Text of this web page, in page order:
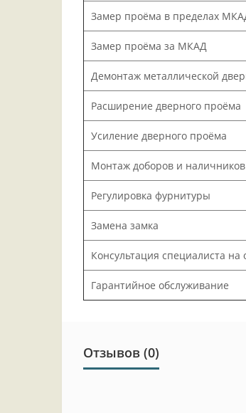
Замер проёма в пределах
Замер проёма за МКАД
Демонтаж металлической
Расширение дверного проёма
Усиление дверного проёма
Монтаж доборов и наличников
Регулировка фурнитуры
Замена замка
Консультация специалиста на
Гарантийное обслуживание
Отзывов (0)